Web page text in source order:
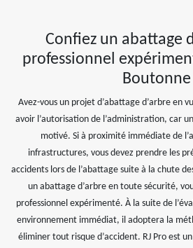
Confiez un abattage
professionnel
Boutonne
Avez-vous un projet d’abattage d’arbre en
avoir l’autorisation de l’administration, car
motivé. Si à proximité immédiate de
infrastructures, vous devez prendre les
accidents lors de l’abattage suite à la chute
un abattage d’arbre en toute sécurité,
professionnel expérimenté. À la suite de
environnement immédiat, il adoptera la
éliminer tout risque d’accident. RJ Pro est